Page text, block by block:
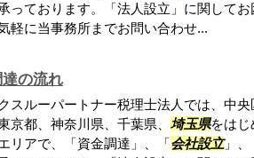
っております。「法人設立」に関して
軽に当事務所までお問い合わせ...
の流れ
スルーパートナー税理士法人では、中
京都、神奈川県、千葉県、 埼玉県をはじ
リアで、「資金調達」、「会社設立」、